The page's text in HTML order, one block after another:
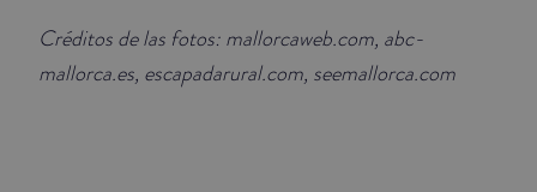
Créditos de las fotos: mallorcaweb.com, abc-
mallorca.es, escapadarural.com, seemallorca.com